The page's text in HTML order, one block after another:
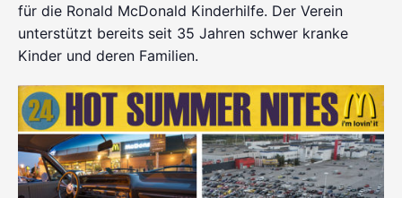
für die Ronald McDonald Kinderhilfe. Der Verein
unterstützt bereits seit 35 Jahren schwer kranke
Kinder und deren Familien.